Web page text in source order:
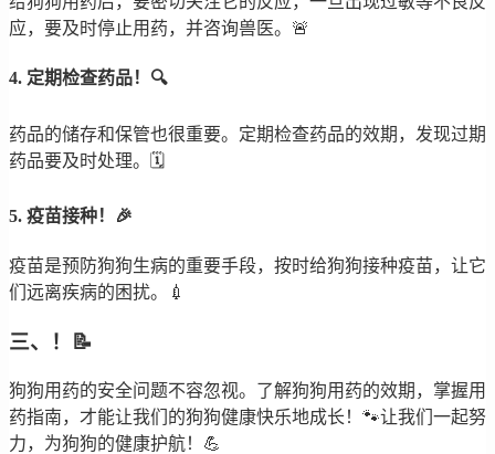
应，要及时停止用药，并咨询兽医。🚨
4. 定期检查药品！🔍
药品的储存和保管也很重要。定期检查药品的效期，发现过期
药品要及时处理。🗓️
5. 疫苗接种！🎉
疫苗是预防狗狗生病的重要手段，按时给狗狗接种疫苗，让它
们远离疾病的困扰。💉
三、！📝
狗狗用药的安全问题不容忽视。了解狗狗用药的效期，掌握用
药指南，才能让我们的狗狗健康快乐地成长！🐾让我们一起努
力，为狗狗的健康护航！💪